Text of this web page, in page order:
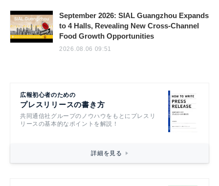
September 2026: SIAL Guangzhou Expands
to 4 Halls, Revealing New Cross-Channel
Food Growth Opportunities
2026.08.06 09:51
広報初心者のための
プレスリリースの書き方
共同通信社グループのノウハウをもとにプレスリ
リースの基本的なポイントを解説！
詳細を見る